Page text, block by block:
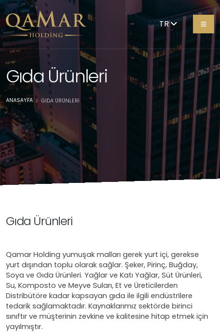
TR
Gıda Ürünleri
ANASAYFA GIDA ÜRÜNLERI
Gıda Ürünleri
Qamar Holding yumuşak malları gerek yurt içi, gerekse
yurt dışından toplu olarak sağlar. Şeker, Pirinç, Buğday,
Soya ve Gıda Ürünleri. Yağlar ve Katı Yağlar, Süt Ürünleri,
Su, Komposto ve Meyve Suları, Et ve Üreticilerden
Distribütöre kadar kapsayan gıda ile ilgili endüstrilere
tedarik sağlamaktadır. Kaynaklarımız sektörde birinci
sınıftır ve müşterinin zevkine ve kalitesine hitap etmek için
yayılmıştır.